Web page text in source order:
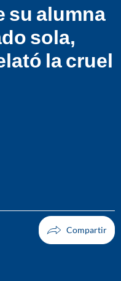
su alumna
sola,
la cruel